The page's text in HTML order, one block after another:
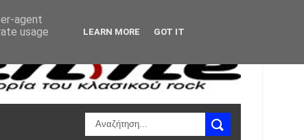
agent
usage
LEARN MORE GOT IT